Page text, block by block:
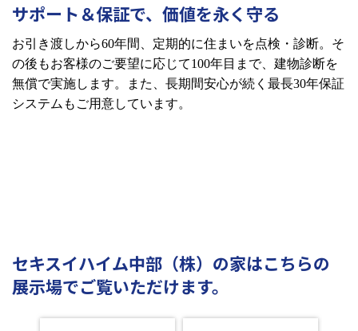
サポート＆保証で、価値を永く守る
お引き渡しから60年間、定期的に住まいを点検・診断。そ
の後もお客様のご要望に応じて100年目まで、建物診断を
無償で実施します。また、長期間安心が続く最長30年保証
システムもご用意しています。
セキスイハイム中部（株）の家はこちらの
展示場でご覧いただけます。